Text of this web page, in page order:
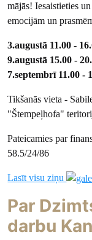
mājās! Iesaistieties
emocijām un
3.augustā 11.00 -
9.augustā 15.00 -
7.septembrī 11.00 -
Tikšanās vieta -
"Štempeļhofa"
Pateicamies par
58.5/24/86
Lasīt visu ziņu
Par
darbu